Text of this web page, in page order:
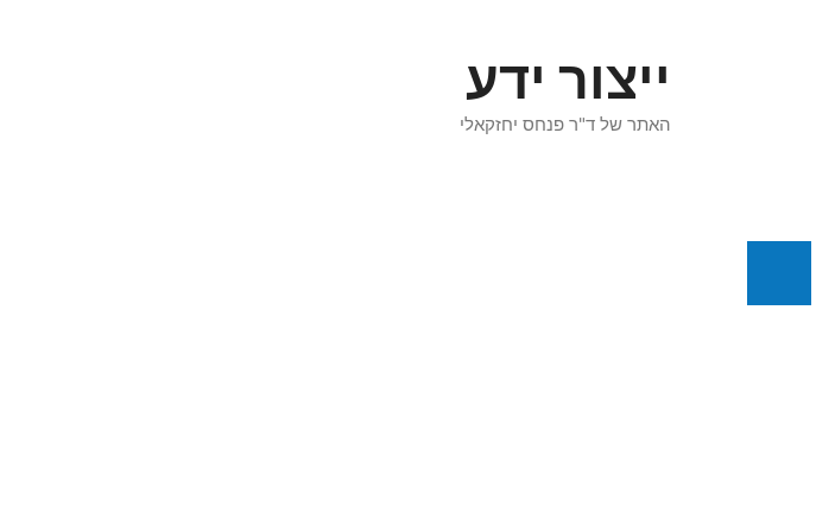
ייצור ידע
האתר של ד"ר פנחס יחזקאלי